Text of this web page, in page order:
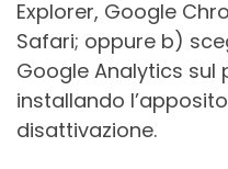
Explorer, Google
Safari; oppure b)
Google Analytics sul
installando
disattivazione.